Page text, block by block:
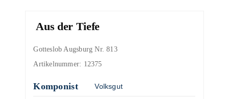
Aus der Tiefe
Gotteslob Augsburg Nr. 813
Artikelnummer: 12375
Komponist Volksgut